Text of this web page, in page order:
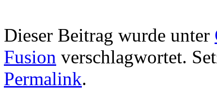
Dieser Beitrag wurde unter
Fusion verschlagwortet.
Permalink.